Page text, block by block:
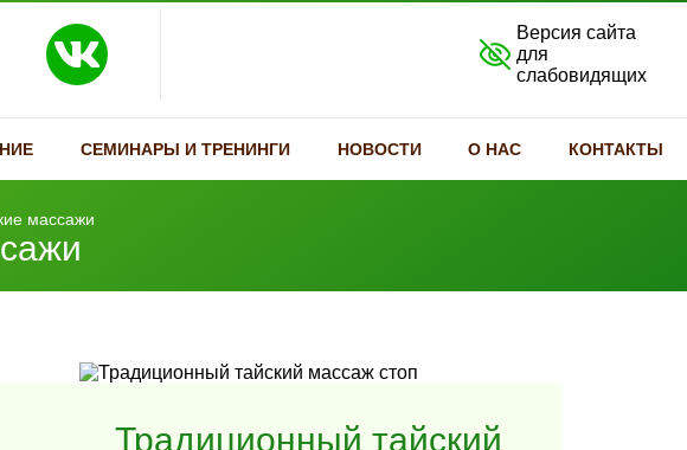
Версия сайта
для
слабовидящих
СЕМИНАРЫ И ТРЕНИНГИ НОВОСТИ О НАС КОНТАКТЫ
массажи
Традиционный тайский